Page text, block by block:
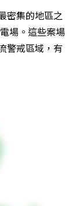
密集的地區之
場。這些案場
警戒區域，有